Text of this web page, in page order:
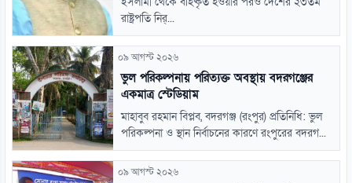
রাষ্ট্রপতি নির্...
০৯ আগস্ট ২০২৬
ভুল পরিকল্পনায় পরিত্যক্ত অবস্থায় বদরগঞ্জের
একমাত্র স্টেডিয়াম
মাহাবুব রহমান বিপ্লব, বদরগঞ্জ (রংপুর) প্রতিনিধি: ভুল
পরিকল্পনা ও স্থান নির্বাচনের কারণে রংপুরের বদরগ...
০৯ আগস্ট ২০২৬